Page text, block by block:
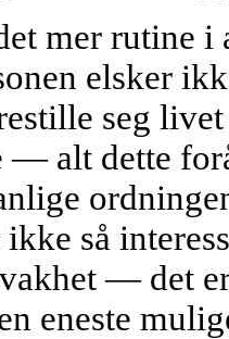
mer rutine i
elsker
seg livet
— alt dette
så
— det
eneste